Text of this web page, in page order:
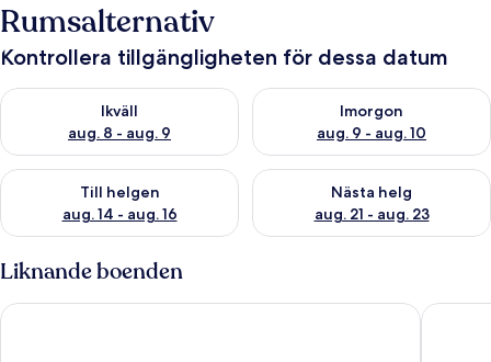
Rumsalternativ
Kontrollera tillgängligheten för dessa datum
Ikväll
aug. 8 - aug. 9
Kontrollera tillgängligheten för ikväll aug. 8 - aug. 9
Imorgon
aug. 9 - aug. 10
Kontrollera tillgängligheten
Till helgen
aug. 14 - aug. 16
Kontrollera tillgängligheten för den här helgen aug. 14 - aug.
Nästa helg
aug. 21 - aug. 23
Kontrollera tillgängligheten
Liknande boenden
Hotell Frykenstrand, Sure Hotel Collection by Best Western
Sunne